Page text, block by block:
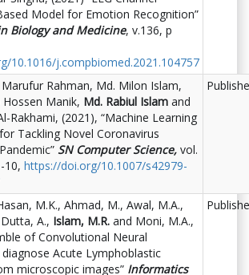
Model for Emotion Recognition”
Biology and Medicine, v.136, p
10.1016/j.compbiomed.2021.104757
Rahman, Md. Milon Islam,
Manik, Md. Rabiul Islam and
Rakhami, (2021), “Machine Learning
Tackling Novel Coronavirus
SN Computer Science, vol.
10, https://doi.org/10.1007/s42979-
M.K., Ahmad, M., Awal, M.A.,
A., Islam, M.R. and Moni, M.A.,
of Convolutional Neural
Acute Lymphoblastic
microscopic images” Informatics